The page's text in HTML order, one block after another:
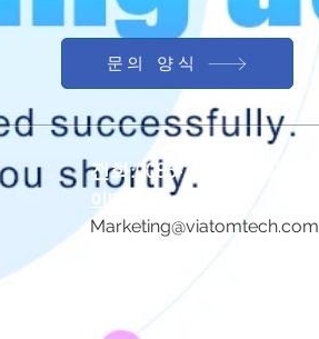
문의 양식
전화:0086-755-23729241
이메일:
Marketing@viatomtech.com